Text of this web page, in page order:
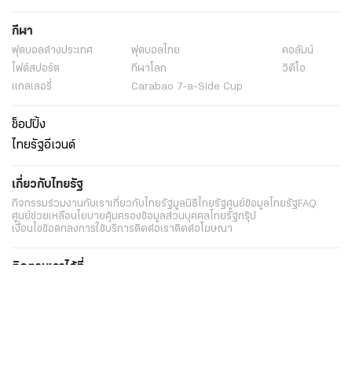
กีฬา
ฟุตบอลต่่างประเทศ ฟุตบอลไทย
คอลัมน์
ไฟต์สปอร์ต
กีฬาโลก
วิดีโอ
แกลเลอรี่
Carabao 7-a-Side Cup
ช็อปปิ้ง
ไทยรัฐอีเวนต์
เกี่ยวกับไทยรัฐ
กิจกรรมร่วมงานกับเราเกี่ยวกับไทยรัฐมูลนิธิไทยรัฐศูนย์ข้อมูลไทยรัฐFAQ
ศูนย์ช่วยเหลือนโยบายคุ้มครองข้อมูลส่วนบุคคลไทยรัฐกรุ๊ป
เงื่อนไขข้อตกลงการใช้บริการติดต่อเราติดต่อโฆษณา
ติดตามเราได้ที่